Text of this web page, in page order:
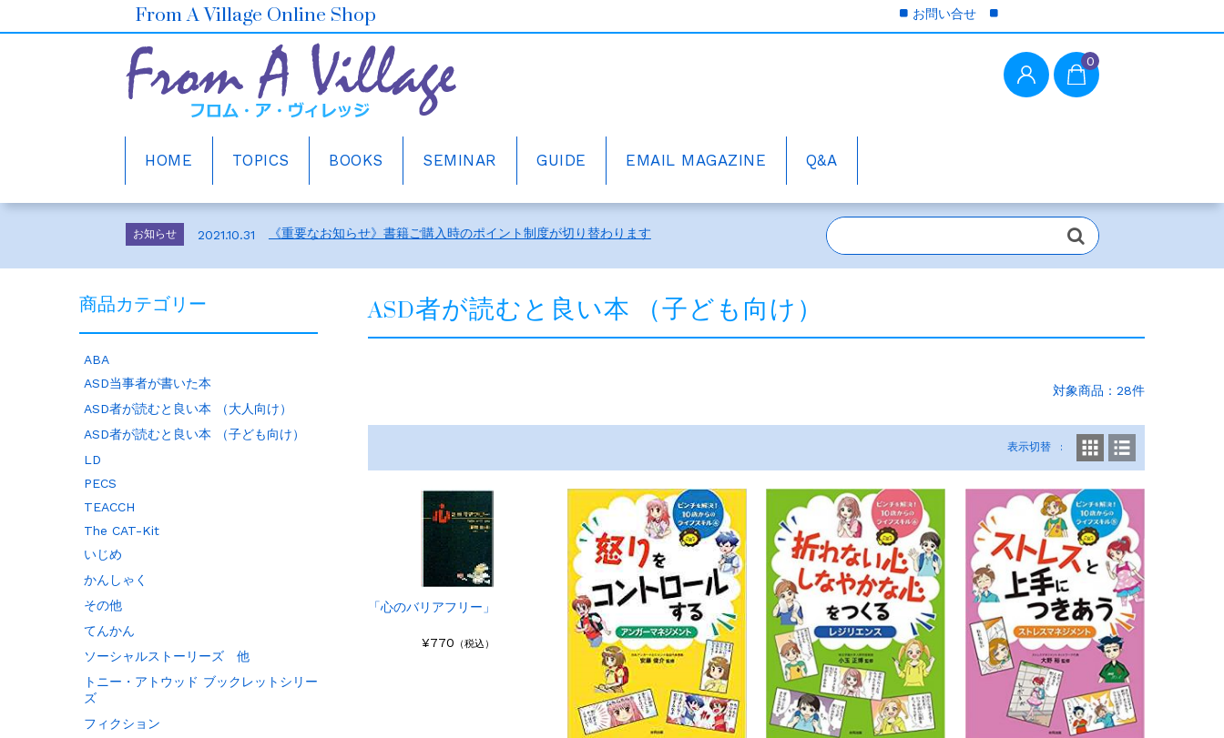
From A Village Online Shop
0
HOME TOPICS BOOKS SEMINAR GUIDE EMAIL MAGAZINE Q&A
お問い合せ
お知らせ 2021.10.30 ホームページをリニューアルしました。
2026年6月の売上ベスト5
お知らせ 2021.10.30 メルマガ会員さま募集中！
2021.10.30
お知らせ 《重要なお知らせ》書籍ご購入時のポイント制度が切り替わります
お知らせ 2021.10.30 メルマガ会員さま募集中！ASD者が読むと良い本 （子ども向け）
対象商品：28件
表示切替
「心のバリアフリー」
¥770 （税込）
商品カテゴリー
ABA
ASD当事者が書いた本
ASD者が読むと良い本 （大人向け）
ASD者が読むと良い本 （子ども向け）
LD
PECS
TEACCH
The CAT-Kit
いじめ
かんしゃく
その他
てんかん
ソーシャルストーリーズ 他
トニー・アトウッド ブックレットシリー
ズ
フィクション